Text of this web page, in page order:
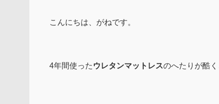
こんにちは、がねです。
4年間使った ウレタンマットレスのへたりが酷